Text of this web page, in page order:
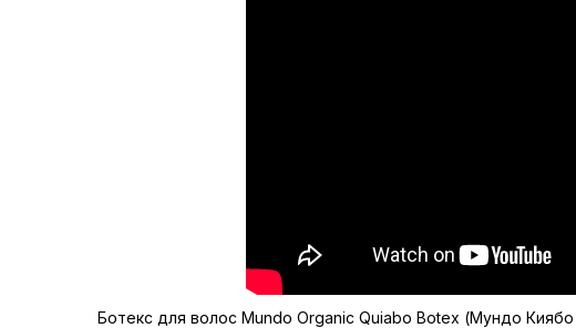
Ботекс для волос Mundo Organic Quiabo Botex (Мундо